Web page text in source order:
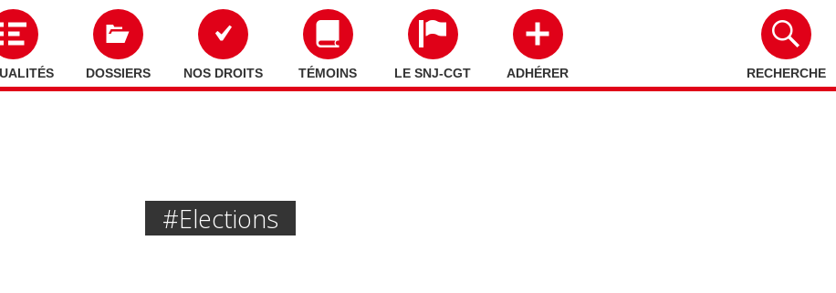
DOSSIERS NOS DROITS TÉMOINS LE SNJ-CGT ADHÉRER RECHERCHE
#elections